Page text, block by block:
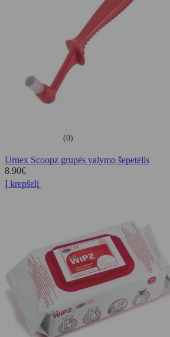
(0)
Urnex Scoopz grupės valymo šepetėlis
8.90€
Į krepšelį